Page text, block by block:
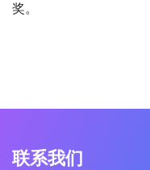
奖。
联系我们